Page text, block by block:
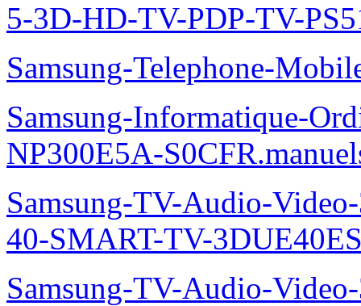
5-3D-HD-TV-PDP-TV-
Samsung-Telephone-
Samsung-Informatique-
NP300E5A-
Samsung-TV-Audio-
40-SMART-TV-
Samsung-TV-Audio-